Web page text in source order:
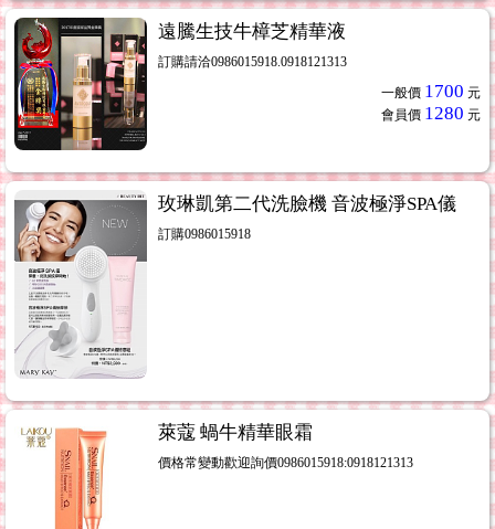
遠騰生技牛樟芝精華液
訂購請洽0986015918.0918121313
一般價 1700 元
會員價 1280 元
玫琳凱第二代洗臉機 音波極淨SPA儀
訂購0986015918
萊蔻 蝸牛精華眼霜
價格常變動歡迎詢價0986015918:0918121313